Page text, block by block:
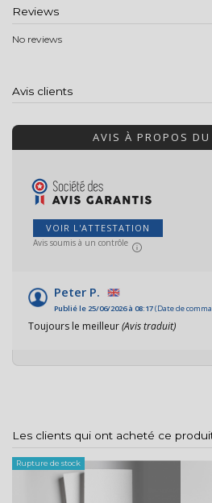
Reviews
No reviews
Avis clients
AVIS À PROPOS
VOIR L'ATTESTATION
Avis soumis à un contrôle
Peter P.
Publié le 25/06/2026 à 08:17(Date de
Toujours le meilleur(Avis traduit)
Les clients qui ont acheté ce
Rupture de stock